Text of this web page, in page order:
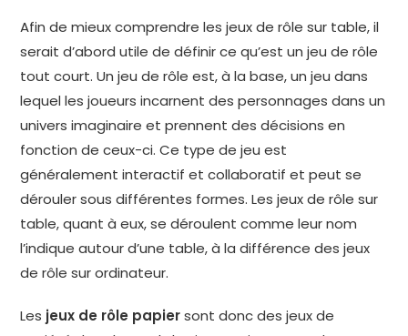
Afin de mieux comprendre les jeux de rôle sur table, il
serait d’abord utile de définir ce qu’est un jeu de rôle
tout court. Un jeu de rôle est, à la base, un jeu dans
lequel les joueurs incarnent des personnages dans un
univers imaginaire et prennent des décisions en
fonction de ceux-ci. Ce type de jeu est
généralement interactif et collaboratif et peut se
dérouler sous différentes formes. Les jeux de rôle sur
table, quant à eux, se déroulent comme leur nom
l’indique autour d’une table, à la différence des jeux
de rôle sur ordinateur.
Les jeux de rôle papiersont donc des jeux de